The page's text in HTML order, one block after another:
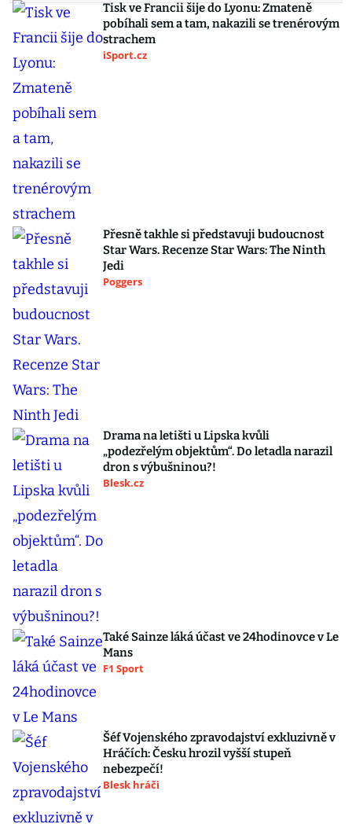
Tisk ve Francii šije do Lyonu: Zmateně
pobíhali sem a tam, nakazili se trenérovým
strachem
iSport.cz
Přesně takhle si představuji budoucnost
Star Wars. Recenze Star Wars: The Ninth
Jedi
Poggers
Drama na letišti u Lipska kvůli
„podezřelým objektům“. Do letadla narazil
dron s výbušninou?!
Blesk.cz
Také Sainze láká účast ve 24hodinovce v Le
Mans
F1 Sport
Šéf Vojenského zpravodajství exkluzivně v
Hráčích: Česku hrozil vyšší stupeň
nebezpečí!
Blesk hráči